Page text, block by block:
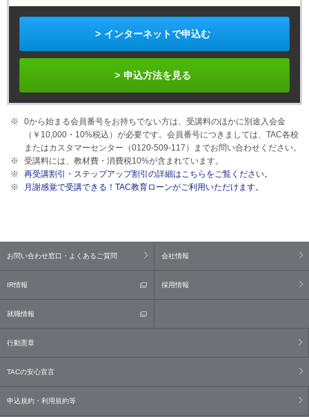
インターネットで申込む
申込方法を見る
0から始まる会員番号をお持ちでない方は、受講料のほかに別途入会金
（￥10,000・ 10%税込）が必要です。会員番号につきましては、TAC各校
またはカスタマーセンター（0120-509-117）までお問い合わせください。
受講料には、教材費・消費税10%が含まれています。
再受講割引・ステップアップ割引の詳細はこちらをご覧ください。
月謝感覚で受講できる！TAC教育ローンがご利用いただけます。
お問い合わせ窓口・よくあるご質問 会社情報
IR情報 採用情報
就職情報
行動憲章
TACの安心宣言
申込規約・利用規約等